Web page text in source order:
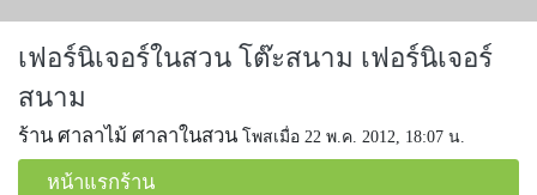
เฟอร์นิเจอร์ในสวน โต๊ะสนาม เฟอร์นิเจอร์
สนาม
ร้าน ศาลาไม้ ศาลาในสวน โพสเมื่อ 22 พ.ค. 2012, 18:07 น.
หน้าแรกร้าน